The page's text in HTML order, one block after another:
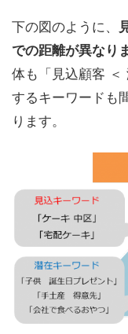
下の図のように、
での距離が異なり
体も「見込顧客 ＜
するキーワードも
ります。